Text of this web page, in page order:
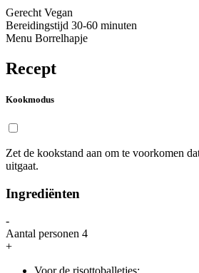
Gerecht Vegan
Bereidingstijd 30-60 minuten
Menu Borrelhapje
Recept
Kookmodus
Zet de kookstand aan om te voorkomen
uitgaat.
Ingrediënten
-
Aantal personen 4
+